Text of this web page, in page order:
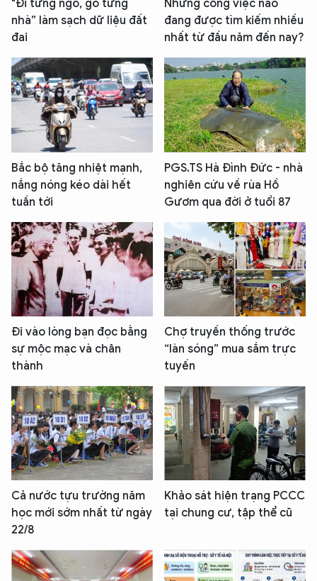
"Đi từng ngõ, gõ từng
nhà” làm sạch dữ liệu đất
đai
Những công việc nào
đang được tìm kiếm nhiều
nhất từ đầu năm đến nay?
Bắc bộ tăng nhiệt mạnh,
nắng nóng kéo dài hết
tuần tới
PGS.TS Hà Đình Đức - nhà
nghiên cứu về rùa Hồ
Gươm qua đời ở tuổi 87
Đi vào lòng bạn đọc bằng
sự mộc mạc và chân
thành
Chợ truyền thống trước
“làn sóng” mua sắm trực
tuyến
Cả nước tựu trường năm
học mới sớm nhất từ ngày
22/8
Khảo sát hiện trạng PCCC
tại chung cư, tập thể cũ